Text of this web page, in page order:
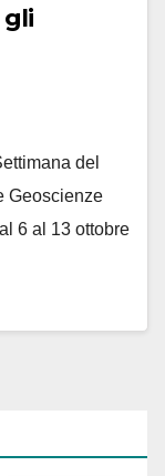
gli
del
Geoscienze
6 al 13 ottobre